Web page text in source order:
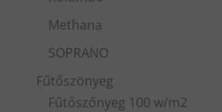
Methana
SOPRANO
Fűtőszönyeg
Fűtőszőnyeg 100 w/m2